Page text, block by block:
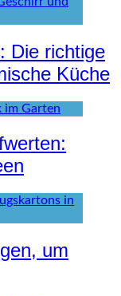
Die richtige
Küche
um